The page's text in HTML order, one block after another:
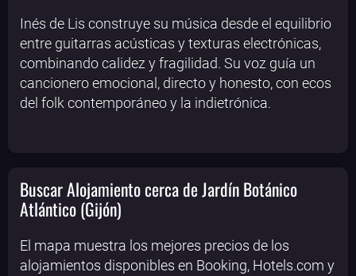
Inés de Lis construye su música desde el equilibrio
entre guitarras acústicas y texturas electrónicas,
combinando calidez y fragilidad. Su voz guía un
cancionero emocional, directo y honesto, con ecos
del folk contemporáneo y la indietrónica.
Buscar Alojamiento cerca de Jardín Botánico
Atlántico (Gijón)
El mapa muestra los mejores precios de los
alojamientos disponibles en Booking, Hotels.com y